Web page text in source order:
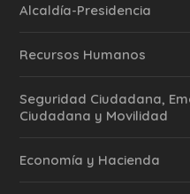
Alcaldía-Presidencia
Recursos Humanos
Seguridad Ciudadana,
Ciudadana y Movilidad
Economía y Hacienda